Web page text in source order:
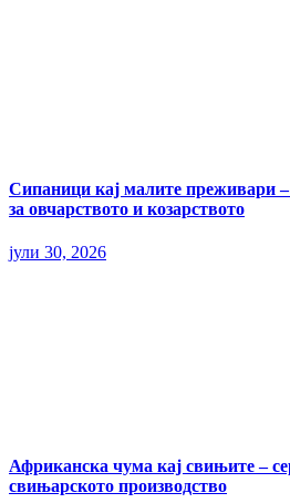
Сипаници кај малите преживари –
за овчарството и козарството
јули 30, 2026
Африканска чума кај свињите –
свињарското производство